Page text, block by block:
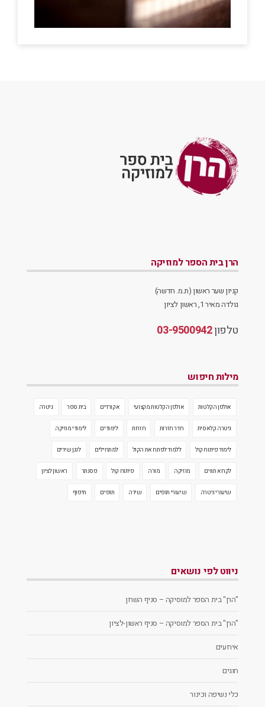
הרן בית הספר למוזיקה
קניון שער ראשון (ת.מ. חדשה)
גולדה מאיר 1, ראשון לציון
טלפון03-9500942
מילות חיפוש
אולפן הקלטות אולפן הקלטות מקצועי אקורדים בית ספר גיטרה
גיטרה קלאסית חדר חזרות חזרות לימודים לימודי מוזיקה
לימוד פיתוח קול ללמוד לפתח את הקול למתחילים לנגן שירים
לקרוא תווים מוזיקה מורה פיתוח קול פסנתר ראשון לציון
שיעורי גיטרה שיעורי תופים שירה תופים תיפוף
ניווט לפי נושאים
"הרן" בית הספר למוסיקה – סניף השרון
"הרן" בית הספר למוסיקה – סניף ראשון-לציון
אירועים
חוגים
כלי נשיפה וכינור